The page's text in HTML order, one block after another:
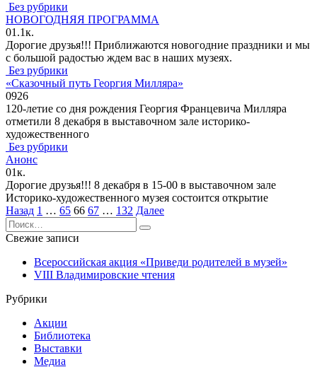
Без рубрики
НОВОГОДНЯЯ ПРОГРАММА
01.1к.
Дорогие друзья!!! Приближаются новогодние праздники и мы
с большой радостью ждем вас в наших музеях.
Без рубрики
«Сказочный путь Георгия Милляра»
0926
120-летие со дня рождения Георгия Францевича Милляра
отметили 8 декабря в выставочном зале историко-
художественного
Без рубрики
Анонс
01к.
Дорогие друзья!!! 8 декабря в 15-00 в выставочном зале
Историко-художественного музея состоится открытие
Пагинация
записей
Назад 1 … 65 66 67 … 132 Далее
Search
for:
Свежие записи
Всероссийская акция «Приведи родителей в музей»
VIII Владимировские чтения
Рубрики
Акции
Библиотека
Выставки
Медиа